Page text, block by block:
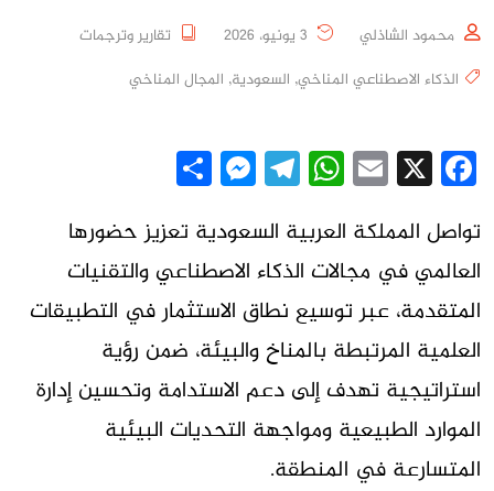
محمود الشاذلي
تقارير وترجمات
الذكاء الاصطناعي المناخي, السعودية, المجال المناخي
Facebook
X
Email
WhatsApp
Telegram
Messenger
تواصل المملكة العربية السعودية تعزيز حضورها
العالمي في مجالات الذكاء الاصطناعي والتقنيات
المتقدمة، عبر توسيع نطاق الاستثمار في التطبيقات
العلمية المرتبطة بالمناخ والبيئة، ضمن رؤية
استراتيجية تهدف إلى دعم الاستدامة وتحسين إدارة
الموارد الطبيعية ومواجهة التحديات البيئية
المتسارعة في المنطقة.